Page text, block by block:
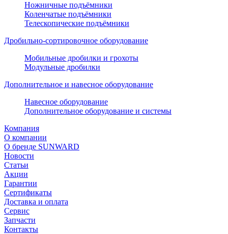
Ножничные подъёмники
Коленчатые подъёмники
Телескопические подъёмники
Дробильно-сортировочное оборудование
Мобильные дробилки и грохоты
Модульные дробилки
Дополнительное и навесное оборудование
Навесное оборудование
Дополнительное оборудование и системы
Компания
О компании
О бренде SUNWARD
Новости
Статьи
Акции
Гарантии
Сертификаты
Доставка и оплата
Сервис
Запчасти
Контакты